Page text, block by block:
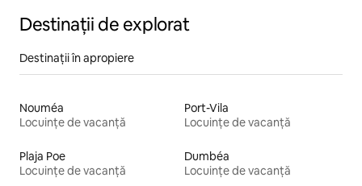
Destinații de explorat
Destinații în apropiere
Nouméa
Locuințe de vacanță
Port-Vila
Locuințe de vacanță
Plaja Poe
Locuințe de vacanță
Dumbéa
Locuințe de vacanță